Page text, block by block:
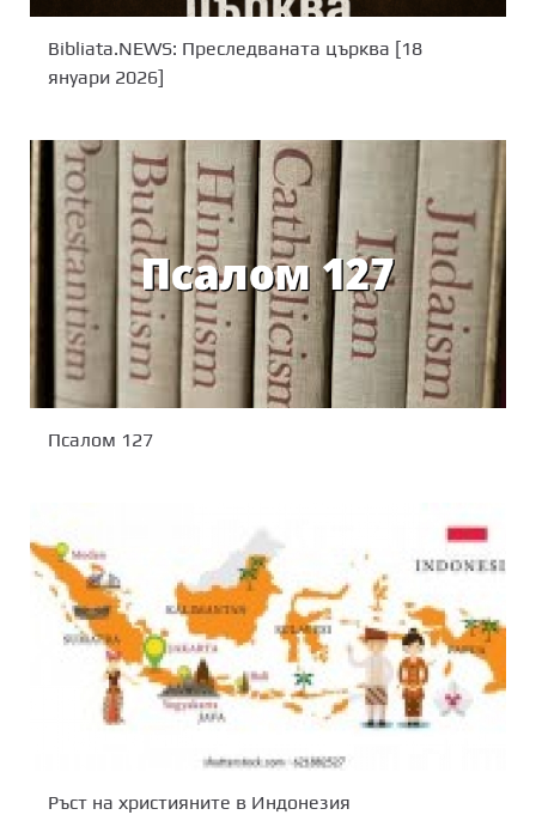
Bibliata.NEWS: Преследваната църква [18
януари 2026]
Псалом 127
Ръст на християните в Индонезия